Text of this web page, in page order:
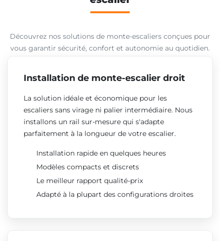
Découvrez nos solutions de monte-escaliers conçues pour
vous garantir sécurité, confort et autonomie au quotidien.
Installation de monte-escalier droit
La solution idéale et économique pour les
escaliers sans virage ni palier intermédiaire. Nous
installons un rail sur-mesure qui s'adapte
parfaitement à la longueur de votre escalier.
Installation rapide en quelques heures
Modèles compacts et discrets
Le meilleur rapport qualité-prix
Adapté à la plupart des configurations droites